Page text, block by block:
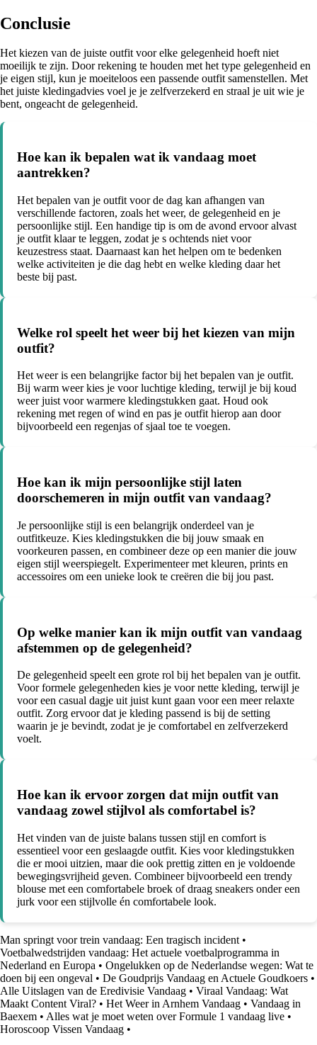
Conclusie
Het kiezen van de juiste outfit voor elke gelegenheid hoeft niet
moeilijk te zijn. Door rekening te houden met het type gelegenheid en
je eigen stijl, kun je moeiteloos een passende outfit samenstellen. Met
het juiste kledingadvies voel je je zelfverzekerd en straal je uit wie je
bent, ongeacht de gelegenheid.
Hoe kan ik bepalen wat ik vandaag moet
aantrekken?
Het bepalen van je outfit voor de dag kan afhangen van
verschillende factoren, zoals het weer, de gelegenheid en je
persoonlijke stijl. Een handige tip is om de avond ervoor alvast
je outfit klaar te leggen, zodat je s ochtends niet voor
keuzestress staat. Daarnaast kan het helpen om te bedenken
welke activiteiten je die dag hebt en welke kleding daar het
beste bij past.
Welke rol speelt het weer bij het kiezen van mijn
outfit?
Het weer is een belangrijke factor bij het bepalen van je outfit.
Bij warm weer kies je voor luchtige kleding, terwijl je bij koud
weer juist voor warmere kledingstukken gaat. Houd ook
rekening met regen of wind en pas je outfit hierop aan door
bijvoorbeeld een regenjas of sjaal toe te voegen.
Hoe kan ik mijn persoonlijke stijl laten
doorschemeren in mijn outfit van vandaag?
Je persoonlijke stijl is een belangrijk onderdeel van je
outfitkeuze. Kies kledingstukken die bij jouw smaak en
voorkeuren passen, en combineer deze op een manier die jouw
eigen stijl weerspiegelt. Experimenteer met kleuren, prints en
accessoires om een unieke look te creëren die bij jou past.
Op welke manier kan ik mijn outfit van vandaag
afstemmen op de gelegenheid?
De gelegenheid speelt een grote rol bij het bepalen van je outfit.
Voor formele gelegenheden kies je voor nette kleding, terwijl je
voor een casual dagje uit juist kunt gaan voor een meer relaxte
outfit. Zorg ervoor dat je kleding passend is bij de setting
waarin je je bevindt, zodat je je comfortabel en zelfverzekerd
voelt.
Hoe kan ik ervoor zorgen dat mijn outfit van
vandaag zowel stijlvol als comfortabel is?
Het vinden van de juiste balans tussen stijl en comfort is
essentieel voor een geslaagde outfit. Kies voor kledingstukken
die er mooi uitzien, maar die ook prettig zitten en je voldoende
bewegingsvrijheid geven. Combineer bijvoorbeeld een trendy
blouse met een comfortabele broek of draag sneakers onder een
jurk voor een stijlvolle én comfortabele look.
Man springt voor trein vandaag: Een tragisch incident •
Voetbalwedstrijden vandaag: Het actuele voetbalprogramma in
Nederland en Europa • Ongelukken op de Nederlandse wegen: Wat te
doen bij een ongeval • De Goudprijs Vandaag en Actuele Goudkoers •
Alle Uitslagen van de Eredivisie Vandaag • Viraal Vandaag: Wat
Maakt Content Viral? • Het Weer in Arnhem Vandaag • Vandaag in
Baexem • Alles wat je moet weten over Formule 1 vandaag live •
Horoscoop Vissen Vandaag •